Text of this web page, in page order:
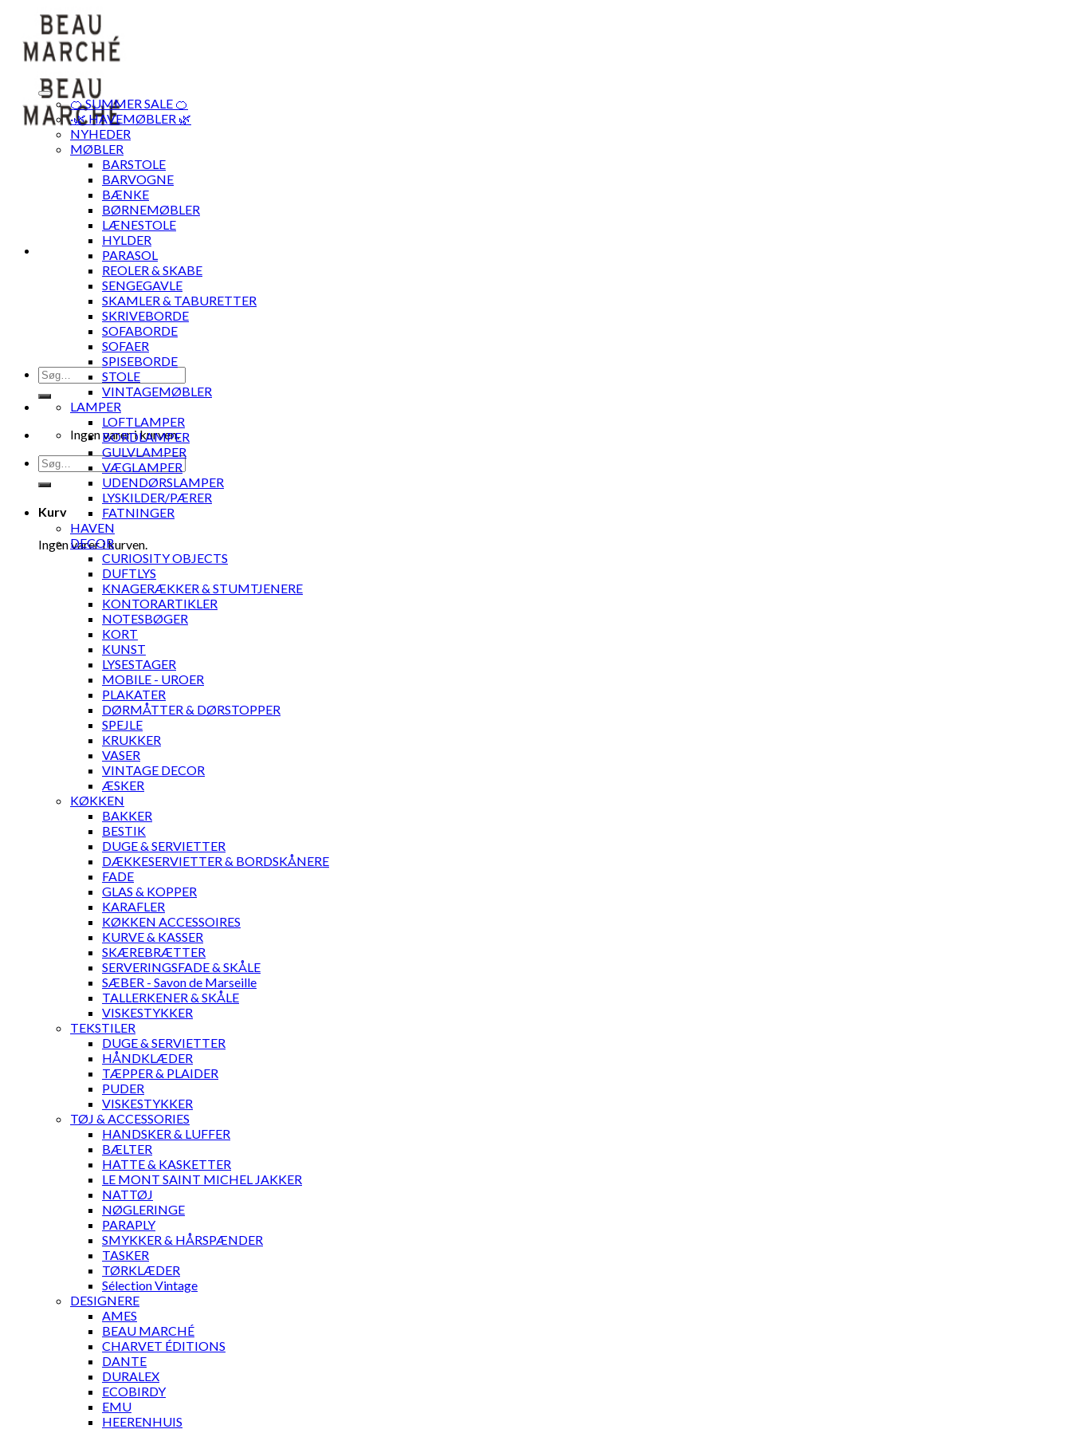
content
Søg
efter:
Ingen varer i kurven.
Søg
efter:
Kurv
Ingen varer i kurven.
🍊 SUMMER SALE 🍊
·🌿 HAVEMØBLER 🌿
NYHEDER
MØBLER
BARSTOLE
BARVOGNE
BÆNKE
BØRNEMØBLER
LÆNESTOLE
HYLDER
PARASOL
REOLER & SKABE
SENGEGAVLE
SKAMLER & TABURETTER
SKRIVEBORDE
SOFABORDE
SOFAER
SPISEBORDE
STOLE
VINTAGEMØBLER
LAMPER
LOFTLAMPER
BORDLAMPER
GULVLAMPER
VÆGLAMPER
UDENDØRSLAMPER
LYSKILDER/PÆRER
FATNINGER
HAVEN
DECOR
CURIOSITY OBJECTS
DUFTLYS
KNAGERÆKKER & STUMTJENERE
KONTORARTIKLER
NOTESBØGER
KORT
KUNST
LYSESTAGER
MOBILE - UROER
PLAKATER
DØRMÅTTER & DØRSTOPPER
SPEJLE
KRUKKER
VASER
VINTAGE DECOR
ÆSKER
KØKKEN
BAKKER
BESTIK
DUGE & SERVIETTER
DÆKKESERVIETTER & BORDSKÅNERE
FADE
GLAS & KOPPER
KARAFLER
KØKKEN ACCESSOIRES
KURVE & KASSER
SKÆREBRÆTTER
SERVERINGSFADE & SKÅLE
SÆBER - Savon de Marseille
TALLERKENER & SKÅLE
VISKESTYKKER
TEKSTILER
DUGE & SERVIETTER
HÅNDKLÆDER
TÆPPER & PLAIDER
PUDER
VISKESTYKKER
TØJ & ACCESSORIES
HANDSKER & LUFFER
BÆLTER
HATTE & KASKETTER
LE MONT SAINT MICHEL JAKKER
NATTØJ
NØGLERINGE
PARAPLY
SMYKKER & HÅRSPÆNDER
TASKER
TØRKLÆDER
Sélection Vintage
DESIGNERE
AMES
BEAU MARCHÉ
CHARVET ÉDITIONS
DANTE
DURALEX
ECOBIRDY
EMU
HEERENHUIS